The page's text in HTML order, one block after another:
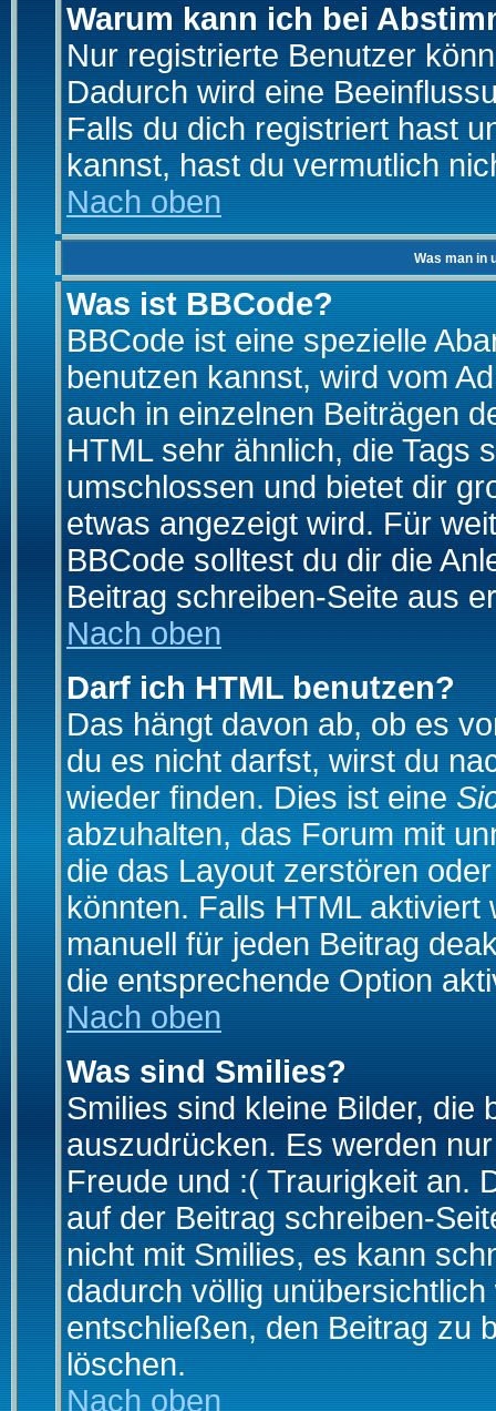
Warum kann ich bei
Nur registrierte Benutzer
Dadurch wird eine
Falls du dich registriert hast
kannst, hast du vermutlich
Nach oben
Was man in
Was ist BBCode?
BBCode ist eine spezielle
benutzen kannst, wird vom
auch in einzelnen Beiträgen
HTML sehr ähnlich, die Tags
umschlossen und bietet dir
etwas angezeigt wird. Für
BBCode solltest du dir die
Beitrag schreiben-Seite aus
Nach oben
Darf ich HTML benutzen?
Das hängt davon ab, ob es
du es nicht darfst, wirst du
wieder finden. Dies ist eine
abzuhalten, das Forum mit
die das Layout zerstören
könnten. Falls HTML
manuell für jeden Beitrag
die entsprechende Option
Nach oben
Was sind Smilies?
Smilies sind kleine Bilder, die
auszudrücken. Es werden
Freude und :( Traurigkeit an.
auf der Beitrag schreiben-
nicht mit Smilies, es kann
dadurch völlig
entschließen, den Beitrag zu
löschen.
Nach oben